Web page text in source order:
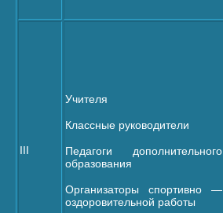
III
Учителя
Классные руководители
Педагоги дополнительного
образования
Организаторы спортивно —
оздоровительной работы